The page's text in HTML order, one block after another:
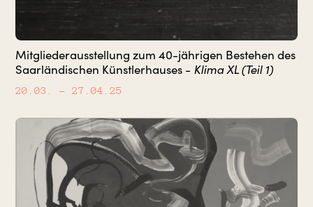
Mitgliederausstellung zum 40-jährigen Bestehen des
Saarländischen Künstlerhauses - Klima XL (Teil 1)
20.03. – 27.04.25